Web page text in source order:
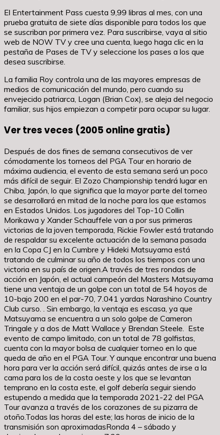
El Entertainment Pass cuesta 9,99 libras al mes, con una
prueba gratuita de siete días disponible para todos los que
se suscriban por primera vez. Para suscribirse, vaya al sitio
web de NOW TV y cree una cuenta, luego haga clic en la
pestaña de Pases de TV y seleccione los pases a los que
desea suscribirse.
La familia Roy controla una de las mayores empresas de
medios de comunicación del mundo, pero cuando su
envejecido patriarca, Logan (Brian Cox), se aleja del negocio
familiar, sus hijos empiezan a competir para ocupar su lugar.
Ver tres veces (2005 online gratis)
Después de dos fines de semana consecutivos de ver
cómodamente los torneos del PGA Tour en horario de
máxima audiencia, el evento de esta semana será un poco
más difícil de seguir. El Zozo Championship tendrá lugar en
Chiba, Japón, lo que significa que la mayor parte del torneo
se desarrollará en mitad de la noche para los que estamos
en Estados Unidos. Los jugadores del Top-10 Collin
Morikawa y Xander Schauffele van a por sus primeras
victorias de la joven temporada, Rickie Fowler está tratando
de respaldar su excelente actuación de la semana pasada
en la Copa CJ en la Cumbre y Hideki Matsuyama está
tratando de culminar su año de todos los tiempos con una
victoria en su país de origen.A través de tres rondas de
acción en Japón, el actual campeón del Masters Matsuyama
tiene una ventaja de un golpe con un total de 54 hoyos de
10-bajo 200 en el par-70, 7.041 yardas Narashino Country
Club curso. . Sin embargo, la ventaja es escasa, ya que
Matsuyama se encuentra a un solo golpe de Cameron
Tringale y a dos de Matt Wallace y Brendan Steele. Este
evento de campo limitado, con un total de 78 golfistas,
cuenta con la mayor bolsa de cualquier torneo en lo que
queda de año en el PGA Tour. Y aunque encontrar una buena
hora para ver la acción será difícil, quizás antes de irse a la
cama para los de la costa oeste y los que se levantan
temprano en la costa este, el golf debería seguir siendo
estupendo a medida que la temporada 2021-22 del PGA
Tour avanza a través de los corazones de su pizarra de
otoño.Todas las horas del este; las horas de inicio de la
transmisión son aproximadasRonda 4 – sábado y